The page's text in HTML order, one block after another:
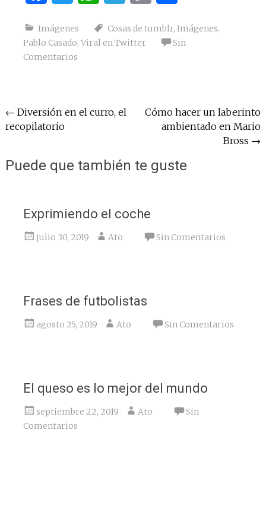
Imágenes Cosas de tumblr, Imágenes,
Pablo Casado, Viral en Twitter
Sin
Comentarios
Navegación
de
← Diversión en el curro, el
recopilatorio
Cómo hacer un laberinto
ambientado en Mario
Bross →
Puede que también te guste
Exprimiendo el coche
julio 30, 2019 Ato Sin Comentarios
Frases de futbolistas
agosto 25, 2019 Ato Sin Comentarios
El queso es lo mejor del mundo
septiembre 22, 2019 Ato
Sin
Comentarios